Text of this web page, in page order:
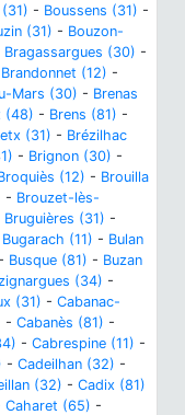
- Boussens (31) -
(31) - Bouzon-
Bragassargues (30) -
Brandonnet (12) -
Mars (30) - Brenas
(48) - Brens (81) -
(31) - Brézilhac
- Brignon (30) -
(12) - Brouilla
- Brouzet-lès-
Bruguières (31) -
Bugarach (11) - Bulan
- Busque (81) - Buzan
(34) -
(31) - Cabanac-
- Cabanès (81) -
- Cabrespine (11) -
- Cadeilhan (32) -
(32) - Cadix (81)
Caharet (65) -